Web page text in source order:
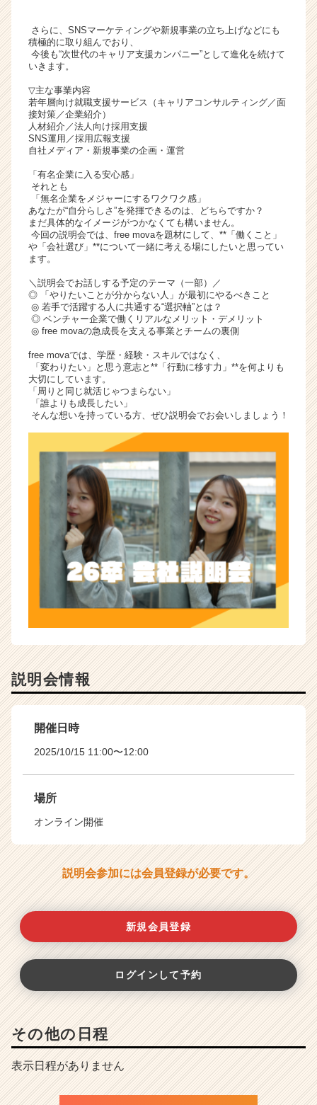
キ
ャ
（C
e
e
r
C
r
e
e
r）
さらに、SNSマーケティングや新規事業の立ち上げなどにも
積極的に取り組んでおり、
今後も“次世代のキャリア支援カンパニー”として進化を続けて
いきます。
▽主な事業内容
若年層向け就職支援サービス（キャリアコンサルティング／面
接対策／企業紹介）
人材紹介／法人向け採用支援
SNS運用／採用広報支援
自社メディア・新規事業の企画・運営
「有名企業に入る安心感」
それとも
「無名企業をメジャーにするワクワク感」
あなたが“自分らしさ”を発揮できるのは、どちらですか？
まだ具体的なイメージがつかなくても構いません。
今回の説明会では、free movaを題材にして、**「働くこと」
や「会社選び」**について一緒に考える場にしたいと思ってい
ます。
＼説明会でお話しする予定のテーマ（一部）／
◎ 「やりたいことが分からない人」が最初にやるべきこと
◎ 若手で活躍する人に共通する“選択軸”とは？
◎ ベンチャー企業で働くリアルなメリット・デメリット
◎ free movaの急成長を支える事業とチームの裏側
free movaでは、学歴・経験・スキルではなく、
「変わりたい」と思う意志と**「行動に移す力」**を何よりも
大切にしています。
「周りと同じ就活じゃつまらない」
「誰よりも成長したい」
そんな想いを持っている方、ぜひ説明会でお会いしましょう！
説明会情報
開催日時
2025/10/15 11:00〜12:00
場所
オンライン開催
説明会参加には会員登録が必要です。
新規会員登録
ログインして予約
その他の日程
表示日程がありません